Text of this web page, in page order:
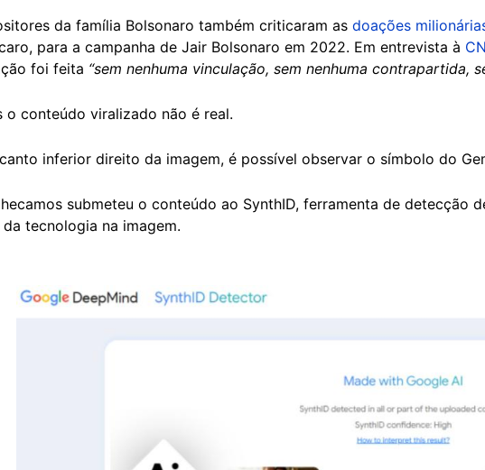
da família Bolsonaro também criticaram as doações
para a campanha de Jair Bolsonaro em 2022. Em entrevista à
foi feita “sem nenhuma vinculação, sem nenhuma contrapartida,
o conteúdo viralizado não é real.
inferior direito da imagem, é possível observar o símbolo do
submeteu o conteúdo ao SynthID, ferramenta de detecção
da tecnologia na imagem.